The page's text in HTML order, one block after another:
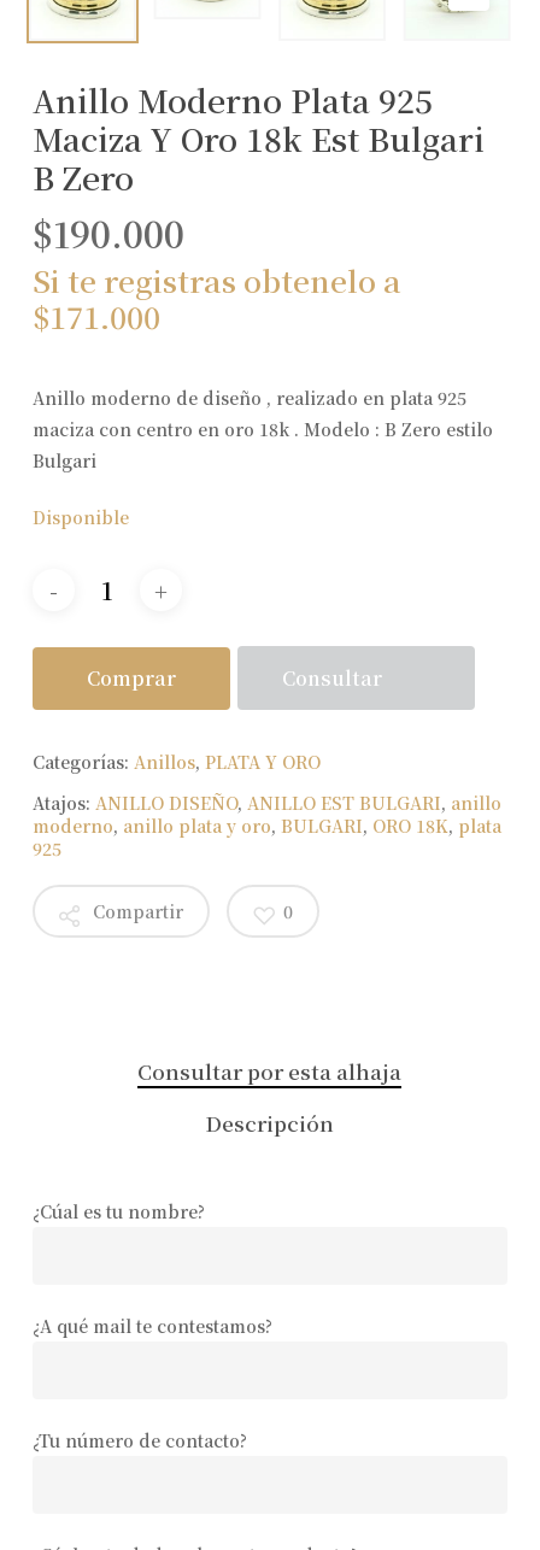
Anillo Moderno Plata 925
Maciza Y Oro 18k Est Bulgari
B Zero
$190.000
Si te registras obtenelo a
$171.000
Anillo moderno de diseño , realizado en plata 925
maciza con centro en oro 18k . Modelo : B Zero estilo
Bulgari
Disponible
Comprar Consultar
Categorías: Anillos, PLATA Y ORO
Atajos: ANILLO DISEÑO, ANILLO EST BULGARI, anillo
moderno, anillo plata y oro, BULGARI, ORO 18K, plata
925
Compartir 0
Consultar por esta alhaja
Descripción
¿Cúal es tu nombre?
¿A qué mail te contestamos?
¿Tu número de contacto?